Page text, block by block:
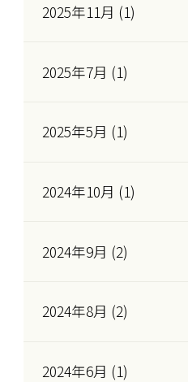
2025年11月 (1)
2025年7月 (1)
2025年5月 (1)
2024年10月 (1)
2024年9月 (2)
2024年8月 (2)
2024年6月 (1)